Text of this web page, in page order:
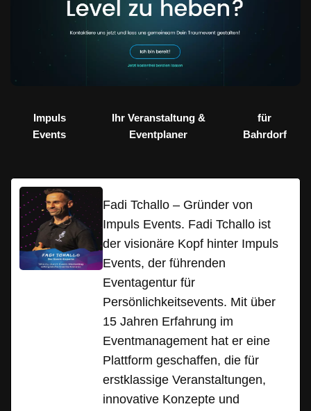
Impuls
Events
Ihr Veranstaltung &
Eventplaner
für
Bahrdorf
Fadi Tchallo – Gründer von
Impuls Events. Fadi Tchallo ist
der visionäre Kopf hinter Impuls
Events, der führenden
Eventagentur für
Persönlichkeitsevents. Mit über
15 Jahren Erfahrung im
Eventmanagement hat er eine
Plattform geschaffen, die für
erstklassige Veranstaltungen,
innovative Konzepte und